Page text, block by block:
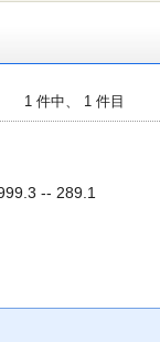
1 件中、 1 件目
-- 289.1